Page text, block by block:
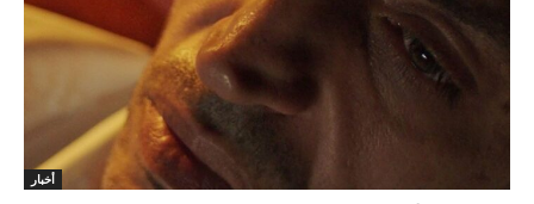
أخبار